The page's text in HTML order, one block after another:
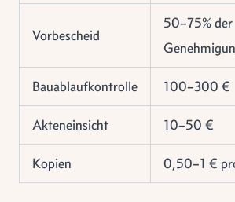
Vorbescheid
50–75% der
Bauablaufkontrolle 100–300 €
Akteneinsicht 10–50 €
Kopien 0,50–1 €